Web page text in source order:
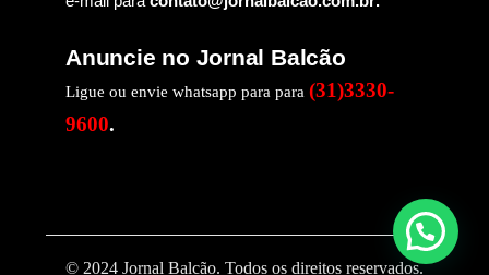
Anuncie no Jornal Balcão
Ligue ou envie whatsapp para para (31)3330-
9600.
© 2024 Jornal Balcão. Todos os direitos reservados.